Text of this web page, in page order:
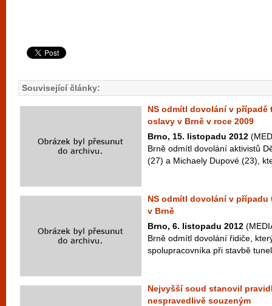
Související články:
NS odmítl dovolání v případě
oslavy v Brně v roce 2009
Brno, 15. listopadu 2012
Brně odmítl dovolání aktivistů
(27) a Michaely Dupové (23),
NS odmítl dovolání v
v Brně
Brno, 6. listopadu 2012
Brně odmítl dovolání řidiče,
spolupracovníka při stavbě
Nejvyšší soud stanovil
nespravedlivě souzeným